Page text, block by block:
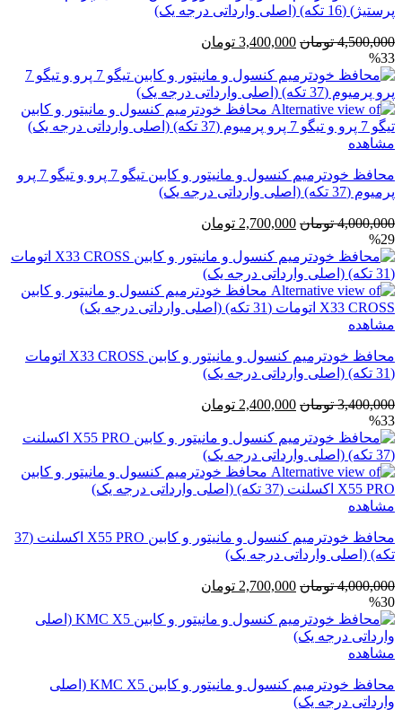
پرستیژ) (16 تکه) (اصلی وارداتی درجه یک)
4,500,000 تومان قیمت
4,500,000 تومان
بود.
3,400,000 تومان
3,400,000 تومان
است.
%33
مشاهده
محافظ خودترمیم کنسول و مانیتور و کابین تیگو 7 پرو و تیگو 7 پرو
پرمیوم (37 تکه) (اصلی وارداتی درجه یک)
4,000,000 تومان قیمت
4,000,000 تومان
بود.
2,700,000 تومان
2,700,000 تومان
%29
مشاهده
محافظ خودترمیم کنسول و مانیتور و کابین X33 CROSS اتومات
(31 تکه) (اصلی وارداتی درجه یک)
3,400,000 تومان قیمت
3,400,000 تومان
بود.
2,400,000 تومان
2,400,000 تومان
%33
مشاهده
محافظ خودترمیم کنسول و مانیتور و کابین X55 PRO اکسلنت (37
تکه) (اصلی وارداتی درجه یک)
4,000,000 تومان قیمت
4,000,000 تومان
بود.
2,700,000 تومان
2,700,000 تومان
%30
مشاهده
محافظ خودترمیم کنسول و مانیتور و کابین KMC X5 (اصلی
وارداتی درجه یک)